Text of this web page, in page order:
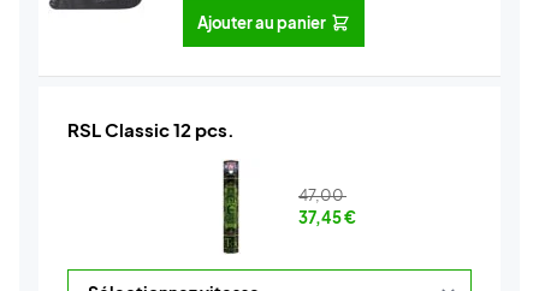
Ajouter au panier
RSL Classic 12 pcs.
47,00
37,45€